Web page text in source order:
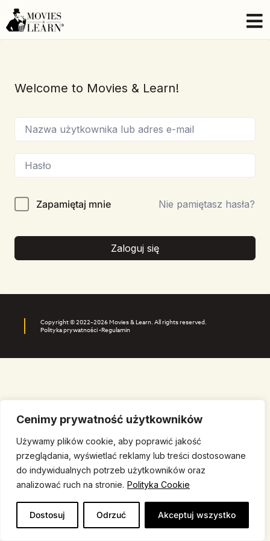
Cenimy prywatność użytkowników
Używamy plików cookie, aby poprawić jakość
przeglądania, wyświetlać reklamy lub treści dostosowane
do indywidualnych potrzeb użytkowników oraz
analizować ruch na stronie. Polityka Cookie
Dostosuj Odrzuć Akceptuj wszystko
Welcome to Movies & Learn!
Zapamiętaj mnie Nie pamiętasz hasła?
Zaloguj się
Copyright © 2022–2026 Movies & Learn. All rights reserved.
Polityka prywatności •Regulamin